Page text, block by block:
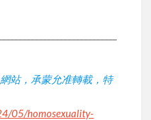
站，承蒙允准轉載，特
05/homosexuality-